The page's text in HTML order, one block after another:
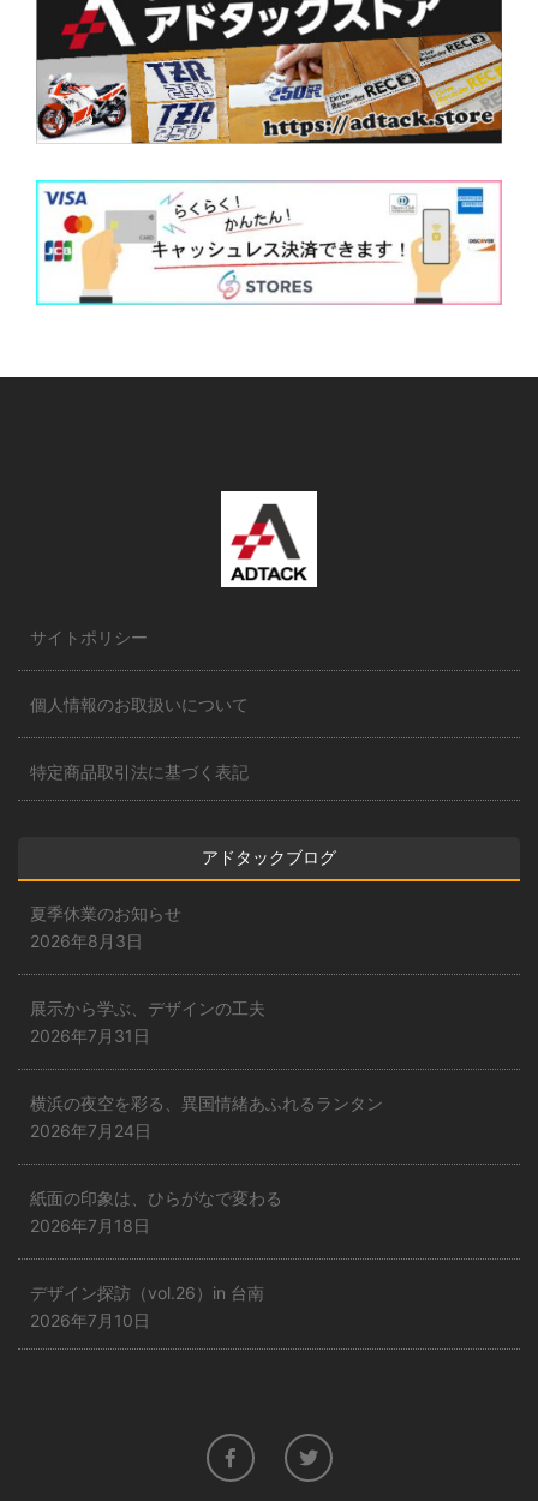
サイトポリシー
個人情報のお取扱いについて
特定商品取引法に基づく表記
アドタックブログ
夏季休業のお知らせ
2026年8月3日
展示から学ぶ、デザインの工夫
2026年7月31日
横浜の夜空を彩る、異国情緒あふれるランタン
2026年7月24日
紙面の印象は、ひらがなで変わる
2026年7月18日
デザイン探訪（vol.26）in 台南
2026年7月10日